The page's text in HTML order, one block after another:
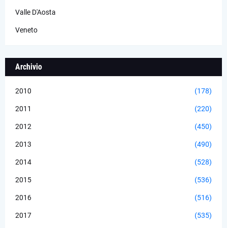
Valle D'Aosta
Veneto
Archivio
2010 (178)
2011 (220)
2012 (450)
2013 (490)
2014 (528)
2015 (536)
2016 (516)
2017 (535)